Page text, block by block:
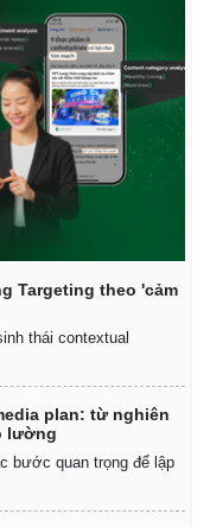
Xe máy
Targeting theo 'cảm
thái contextual
plan: từ nghiên
lường
bước quan trọng để lập